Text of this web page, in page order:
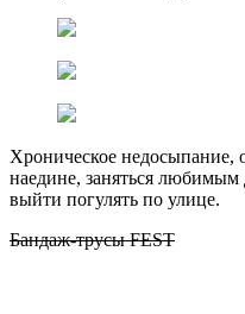
Хроническое недосыпание,
наедине, заняться любимым
выйти погулять по улице.
Бандаж-трусы FEST